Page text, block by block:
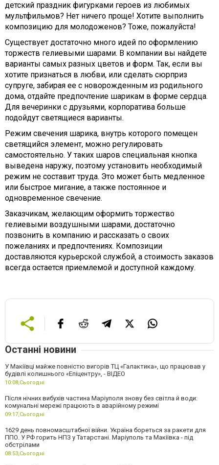
детский праздник фигурками героев из любимых
мультфильмов? Нет ничего проще! Хотите выполнить
композицию для молодоженов? Тоже, пожалуйста!
Существует достаточно много идей по оформлению
торжеств гелиевыми шарами. В компании вы найдете
варианты самых разных цветов и форм. Так, если вы
хотите признаться в любви, или сделать сюрприз
супруге, забирая ее с новорожденным из родильного
дома, отдайте предпочтение шарикам в форме сердца.
Для вечеринки с друзьями, корпоратива больше
подойдут светящиеся варианты.
Режим свечения шарика, внутрь которого помещен
светящийся элемент, можно регулировать
самостоятельно. У таких шаров специальная кнопка
выведена наружу, поэтому установить необходимый
режим не составит труда. Это может быть медленное
или быстрое мигание, а также постоянное и
одновременное свечение.
Заказчикам, желающим оформить торжество
гелиевыми воздушными шарами, достаточно
позвонить в компанию и рассказать о своих
пожеланиях и предпочтениях. Композиции
доставляются курьерской службой, а стоимость заказов
всегда остается приемлемой и доступной каждому.
Останні новини
У Макіївці майже повністю вигорів ТЦ «Галактика», що працював у
будівлі колишнього «Епіцентру», - ВІДЕО
10:08,Сьогодні
Після нічних вибухів частина Маріуполя знову без світла й води:
комунальні мережі працюють в аварійному режимі
09:17,Сьогодні
1629 день повномасштабної війни. Україна бореться за ракети для
ППО. У РФ горить НПЗ у Татарстані. Маріуполь та Макіївка - під
обстрілами
08:53,Сьогодні